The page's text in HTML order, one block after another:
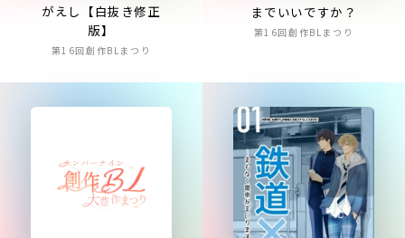
がえし【白抜き修正
版】
第16回創作BLまつり
までいいですか？
第16回創作BLまつり